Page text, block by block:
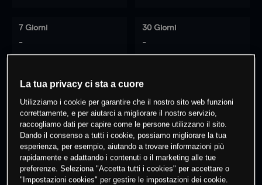
7 Giorni
-
30 Giorni
-
% dei clienti hanno posizioni
questo prodotto
Fai trading
La tua privacy ci sta a cuore
Utilizziamo i cookie per garantire che il nostro sito web funzioni
correttamente, e per aiutarci a migliorare il nostro servizio,
raccogliamo dati per capire come le persone utilizzano il sito.
Dando il consenso a tutti i cookie, possiamo migliorare la tua
esperienza, per esempio, aiutando a trovare informazioni più
rapidamente e adattando i contenuti o il marketing alle tue
preferenze. Seleziona "Accetta tutti i cookies" per accettare o
"Impostazioni cookies" per gestire le impostazioni dei cookie.